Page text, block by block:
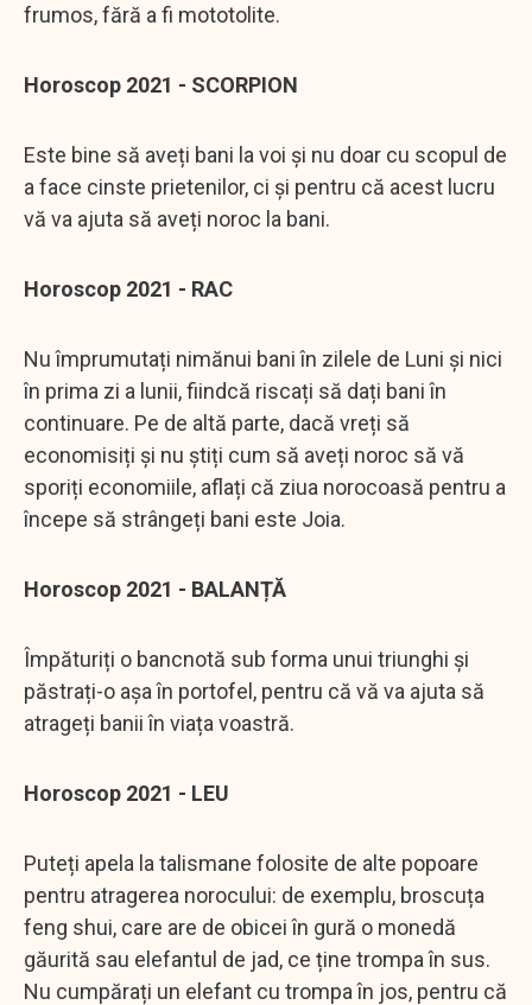
frumos, fără a fi mototolite.
Horoscop 2021 - SCORPION
Este bine să aveți bani la voi și nu doar cu scopul de
a face cinste prietenilor, ci și pentru că acest lucru
vă va ajuta să aveți noroc la bani.
Horoscop 2021 - RAC
Nu împrumutați nimănui bani în zilele de Luni și nici
în prima zi a lunii, fiindcă riscați să dați bani în
continuare. Pe de altă parte, dacă vreți să
economisiți și nu știți cum să aveți noroc să vă
sporiți economiile, aflați că ziua norocoasă pentru a
începe să strângeți bani este Joia.
Horoscop 2021 - BALANȚĂ
Împăturiți o bancnotă sub forma unui triunghi și
păstrați-o așa în portofel, pentru că vă va ajuta să
atrageți banii în viața voastră.
Horoscop 2021 - LEU
Puteți apela la talismane folosite de alte popoare
pentru atragerea norocului: de exemplu, broscuța
feng shui, care are de obicei în gură o monedă
găurită sau elefantul de jad, ce ține trompa în sus.
Nu cumpărați un elefant cu trompa în jos, pentru că